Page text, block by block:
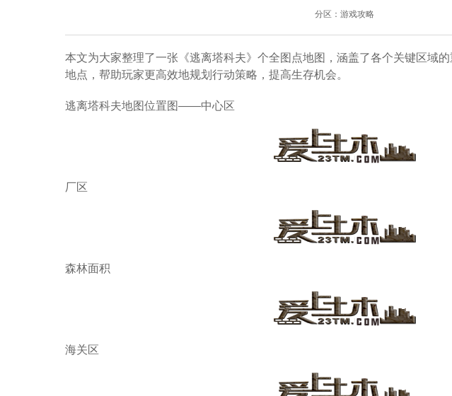
分区：游戏攻略
本文为大家整理了一张《逃离塔科夫》个全图点地图，涵盖了各个关键区域
地点，帮助玩家更高效地规划行动策略，提高生存机会。
逃离塔科夫地图位置图——中心区
厂区
森林面积
海关区